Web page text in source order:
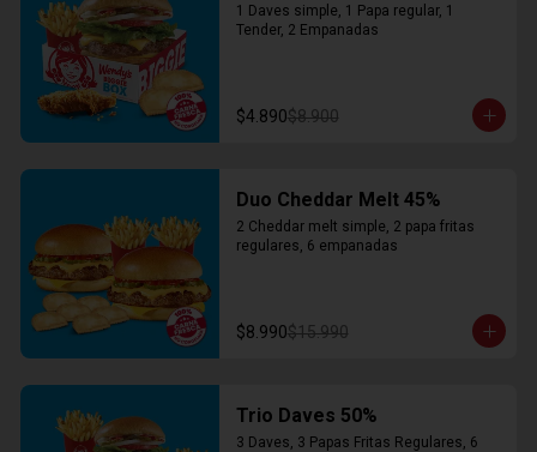
1 Daves simple, 1 Papa regular, 1
Tender, 2 Empanadas
$4.890$8.900
Duo Cheddar Melt 45%
2 Cheddar melt simple, 2 papa fritas
regulares, 6 empanadas
$8.990$15.990
Trio Daves 50%
3 Daves, 3 Papas Fritas Regulares, 6